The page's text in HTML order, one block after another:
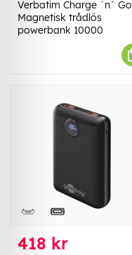
Verbatim Charge ´n´ Go
Magnetisk trådlös
powerbank 10000
418 kr